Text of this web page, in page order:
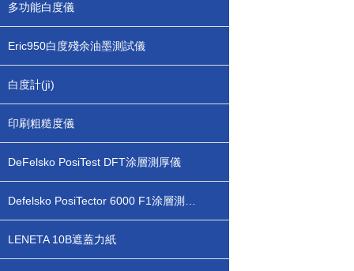
多功能白度儀
Eric950白度殘余油墨測試儀
白度計(jì)
印刷粗糙度儀
DeFelsko PosiTest DFT涂層測厚儀
LENETA 10B遮蓋力紙